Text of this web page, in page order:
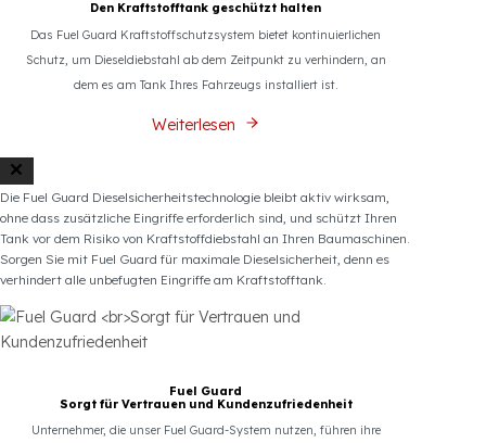
Unbefugte Eingriffe durch das Einführen von Schläuchen in die
Kraftstofftanks Ihrer Feldfahrzeuge werden mit den Fuel Guard-
dank des strukturellen Schutzes, den es im Tank erzeugt, unmöglich.
Fuel Guard Produkte
Den Kraftstofftank geschützt halten
Das Fuel Guard Kraftstoffschutzsystem bietet kontinuierlichen
Schutz, um Dieseldiebstahl ab dem Zeitpunkt zu verhindern, an
dem es am Tank Ihres Fahrzeugs installiert ist.
Weiterlesen